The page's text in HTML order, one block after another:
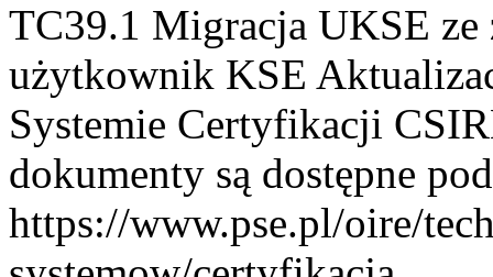
TC39.1 Migracja UKSE
użytkownik KSE
Systemie Certyfikacji
dokumenty są dostępne
https://www.pse.pl/oire/